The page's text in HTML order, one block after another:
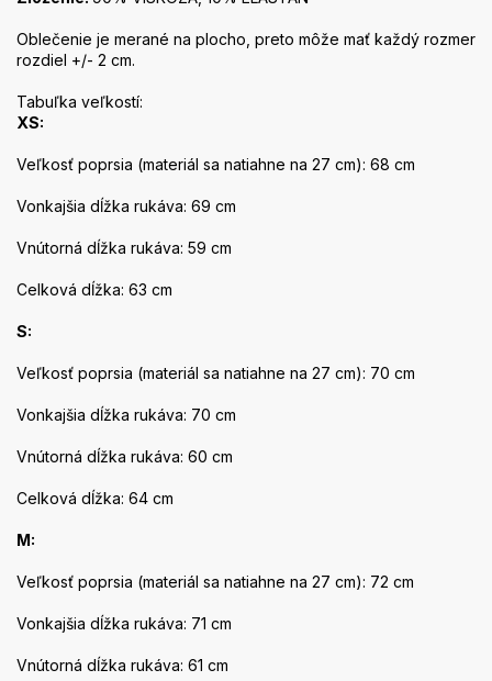
Oblečenie je merané na plocho, preto môže mať každý rozmer
rozdiel +/- 2 cm.
Tabuľka veľkostí:
XS:
Veľkosť poprsia (materiál sa natiahne na 27 cm): 68 cm
Vonkajšia dĺžka rukáva: 69 cm
Vnútorná dĺžka rukáva: 59 cm
Celková dĺžka: 63 cm
S:
Veľkosť poprsia (materiál sa natiahne na 27 cm): 70 cm
Vonkajšia dĺžka rukáva: 70 cm
Vnútorná dĺžka rukáva: 60 cm
Celková dĺžka: 64 cm
M:
Veľkosť poprsia (materiál sa natiahne na 27 cm): 72 cm
Vonkajšia dĺžka rukáva: 71 cm
Vnútorná dĺžka rukáva: 61 cm